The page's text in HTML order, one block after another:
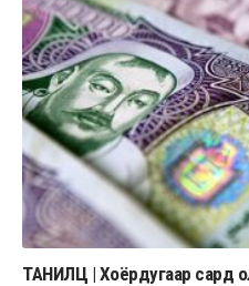
ТАНИЛЦ | Хоёрдугаар сард